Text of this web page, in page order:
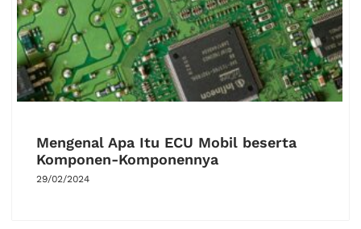
Mengenal Apa Itu ECU Mobil beserta
Komponen-Komponennya
29/02/2024